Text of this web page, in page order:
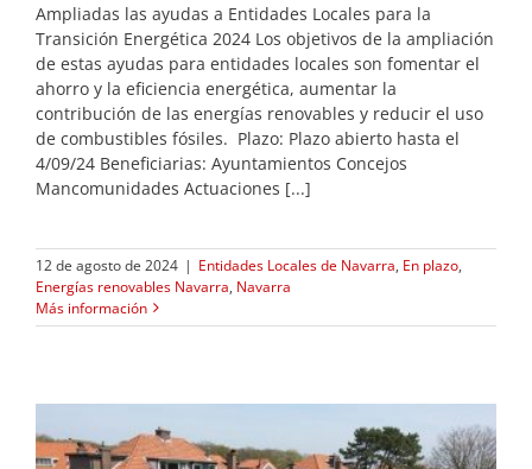
Ampliadas las ayudas a Entidades Locales para la
Transición Energética 2024 Los objetivos de la ampliación
de estas ayudas para entidades locales son fomentar el
ahorro y la eficiencia energética, aumentar la
contribución de las energías renovables y reducir el uso
de combustibles fósiles. Plazo: Plazo abierto hasta el
4/09/24 Beneficiarias: Ayuntamientos Concejos
Mancomunidades Actuaciones [...]
12 de agosto de 2024 | Entidades Locales de Navarra, En plazo,
Energías renovables Navarra, Navarra
Más información